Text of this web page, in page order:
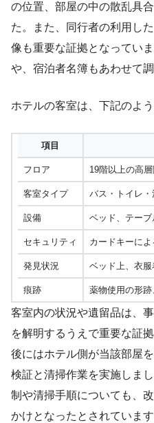
の位置、部屋の中の散乱具
た。また、同行者の利用し
像も重要な証拠となってい
や、宿泊者名簿もあわせて
ホテルの客室は、下記のよ
項目
フロア 19階以上の高
客室タイプ バス・トイレ
設備 ベッド、テー
セキュリティ カードキーに
発見状況 ベッド上、衣
痕跡 薬物使用の形
客室内の状況や遺留品は、
を解明するうえで重要な証
後にはホテル側が当該部屋
検証と清掃作業を実施しま
制や清掃手順についても、
かけとなったとされています